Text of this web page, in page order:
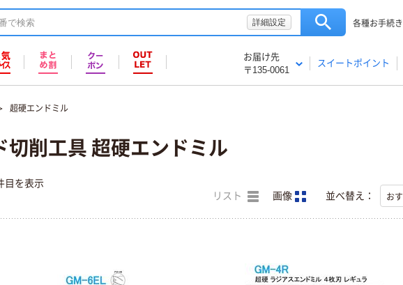
詳細設定 各種お手続き
お届け先
〒135-0061
スイートポイント
超硬エンドミル
削工具 超硬エンドミル
目を表示
リスト 画像 並べ替え：